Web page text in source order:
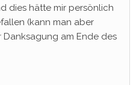
dies hätte mir persönlich
(kann man aber
am Ende des